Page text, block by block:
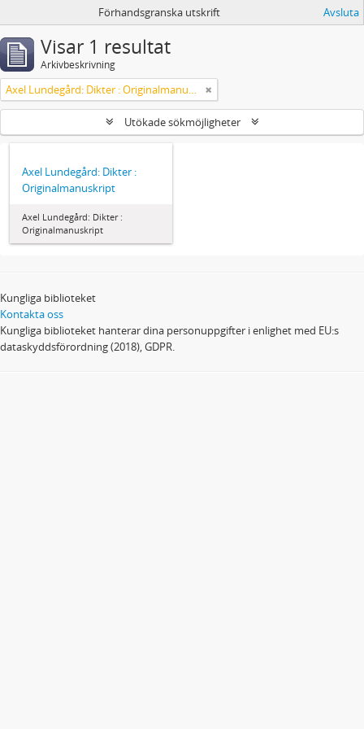
Förhandsgranska utskrift Avsluta
Visar 1 resultat
Arkivbeskrivning
Axel Lundegård: Dikter : Originalmanuskript
Utökade sökmöjligheter
Axel Lundegård: Dikter :
Originalmanuskript
Axel Lundegård: Dikter :
Originalmanuskript
Kungliga biblioteket
Kontakta oss
Kungliga biblioteket hanterar dina personuppgifter i enlighet med EU:s
dataskyddsförordning (2018), GDPR.